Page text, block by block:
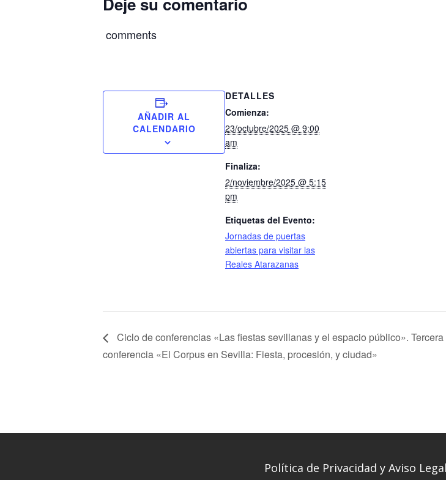
comments
AÑADIR AL
CALENDARIO
DETALLES
Comienza:
23/octubre/2025 @ 9:00
am
Finaliza:
2/noviembre/2025 @ 5:15
pm
Etiquetas del Evento:
Jornadas de puertas
abiertas para visitar las
Reales Atarazanas
Ciclo de conferencias «Las fiestas sevillanas y el espacio público». Tercera
conferencia «El Corpus en Sevilla: Fiesta, procesión, y ciudad»
Política de Privacidad y Aviso Legal